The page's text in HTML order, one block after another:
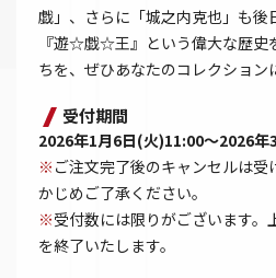
戯」、さらに「城之内克也」も後
『遊☆戯☆王』という偉大な歴史
ちを、ぜひあなたのコレクション
受付期間
2026年1月6日(火)11:00～2026
※ ご注文完了後のキャンセルは受
かじめご了承ください。
※受付数には限りがございます
を終了いたします。